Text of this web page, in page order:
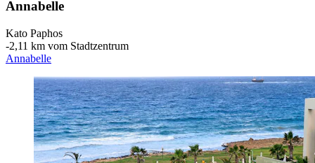
Annabelle
Kato Paphos
‐2,11 km vom Stadtzentrum
Annabelle